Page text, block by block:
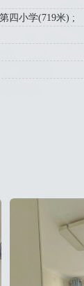
四小学(719米) ;